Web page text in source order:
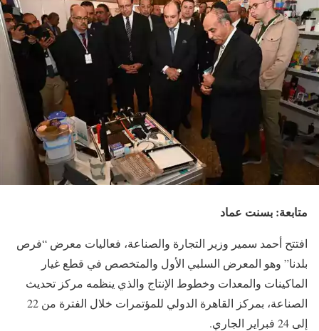
متابعة: بسنت عماد
افتتح أحمد سمير وزير التجارة والصناعة، فعاليات معرض “فرص
بلدنا” وهو المعرض السلبي الأول والمتخصص في قطع غيار
الماكينات والمعدات وخطوط الإنتاج والذي ينظمه مركز تحديث
الصناعة، بمركز القاهرة الدولي للمؤتمرات خلال الفترة من 22
إلى 24 فبراير الجاري.